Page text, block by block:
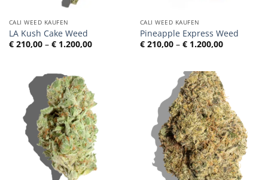
CALI WEED KAUFEN
LA Kush Cake Weed
€210,00 – €1.200,00Preisspanne:
€ 210,00
CALI WEED KAUFEN
Pineapple Express Weed
€210,00 – €1.200,00
€ 210,00